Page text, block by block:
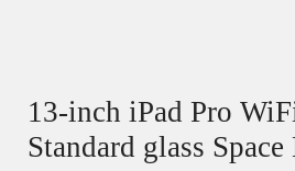
13-inch iPad Pro
Standard glass